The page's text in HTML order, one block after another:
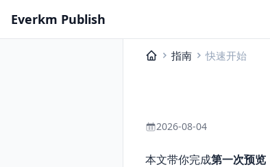
Everkm Publish
指南 快速开始
2026-08-04
本文带你完成第一次预览